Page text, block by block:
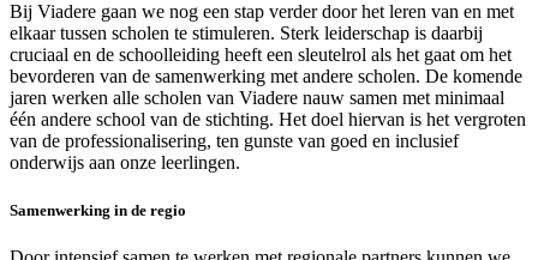
Bij Viadere gaan we nog een stap verder door het leren van en met
elkaar tussen scholen te stimuleren. Sterk leiderschap is daarbij
cruciaal en de schoolleiding heeft een sleutelrol als het gaat om het
bevorderen van de samenwerking met andere scholen. De komende
jaren werken alle scholen van Viadere nauw samen met minimaal
één andere school van de stichting. Het doel hiervan is het vergroten
van de professionalisering, ten gunste van goed en inclusief
onderwijs aan onze leerlingen.
Samenwerking in de regio